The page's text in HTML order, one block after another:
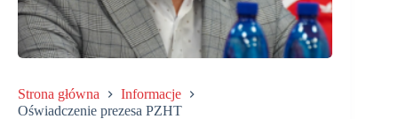
Strona główna
Informacje
Oświadczenie prezesa PZHT